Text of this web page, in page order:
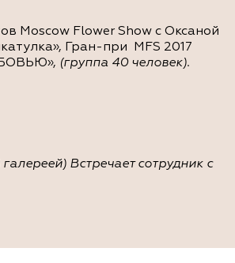
Moscow Flower Show с Оксаной
Гран-при MFS 2017
(группа 40 человек).
Встречает сотрудник с